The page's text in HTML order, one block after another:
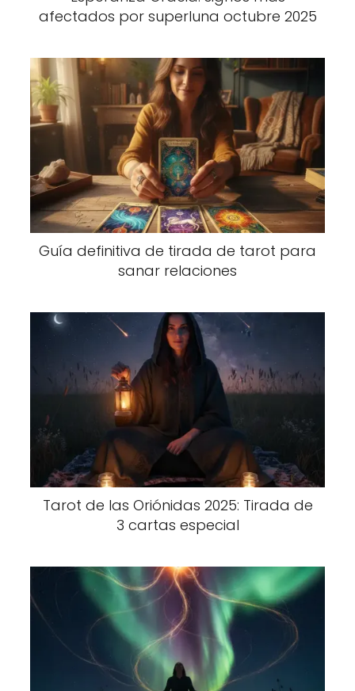
afectados por superluna octubre 2025
Guía definitiva de tirada de tarot para
sanar relaciones
Tarot de las Oriónidas 2025: Tirada de
3 cartas especial